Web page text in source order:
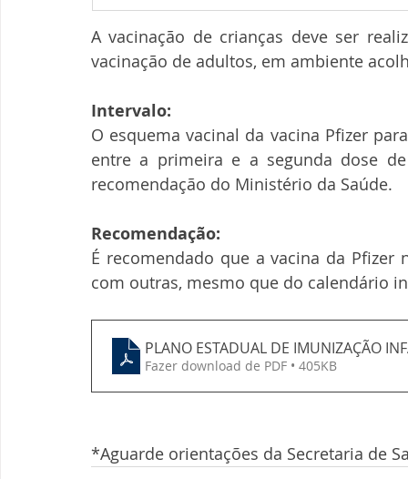
A vacinação de crianças deve ser
vacinação de adultos, em ambiente
Intervalo:
O esquema vacinal da vacina Pfizer
entre a primeira e a segunda dose
recomendação do Ministério da Saúde.
Recomendação:
É recomendado que a vacina da
com outras, mesmo que do calendário
PLANO ESTADUAL DE IMUNIZAÇÃO
Fazer download de PDF • 405KB
*Aguarde orientações da Secretaria de